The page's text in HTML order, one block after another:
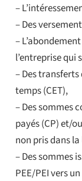
–
– Des
–
l’entreprise qui
– Des
temps (CET),
– Des sommes
payés (CP) et/
non pris dans la
– Des sommes
PEE/PEI vers